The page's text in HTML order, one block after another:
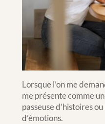
Lorsque l’on me
me présente comme
passeuse d’histoires
d’émotions.